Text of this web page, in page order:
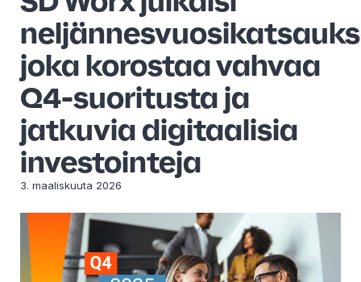
joka korostaa vahvaa
Q4-suoritusta ja
jatkuvia digitaalisia
investointeja
3. maaliskuuta 2026